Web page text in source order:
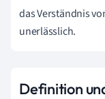
das Verständnis
unerlässlich.
Definition